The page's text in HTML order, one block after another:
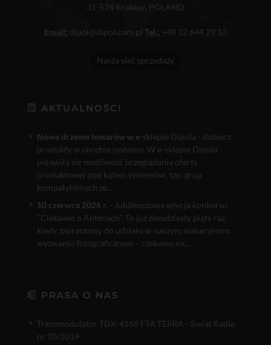
31-574 Kraków, POLAND
Email: dipol@dipol.com.pl Tel.: +48 12 644 29 13
Nasza sieć sprzedaży
AKTUALNOŚCI
Nowe drzewo towarów w e-sklepie Dipola - dobierz
produkty w obrębie systemu. W e-sklepie Dipola
pojawiła się możliwość przeglądania oferty
produktowej pod kątem systemów, tzn. grup
kompatybilnych ze...
10 czerwca 2026 r. - Jubileuszowa edycja konkursu
"Ciekawie o Antenach". To już dwudziesty piąty raz,
kiedy zapraszamy do udziału w naszym wakacyjnym
wyzwaniu fotograficznym – czekamy na...
PRASA O NAS
Transmodulator TDX-4168 FTA TERRA - Świat Radio
nr 10/2019